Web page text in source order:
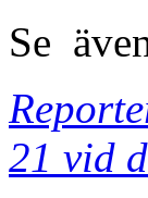
Se
21 vid